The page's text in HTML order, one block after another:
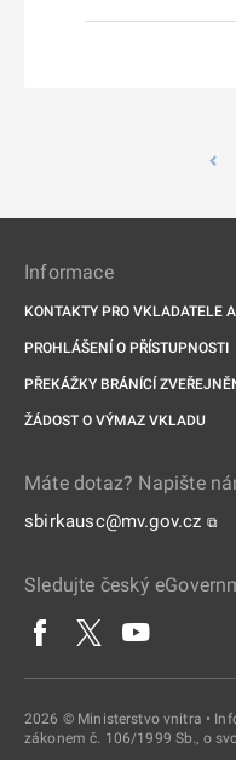
Informace
KONTAKTY PRO VKLADATELE
PROHLÁŠENÍ O PŘÍSTUPNOSTI
PŘEKÁŽKY BRÁNÍCÍ
ŽÁDOST O VÝMAZ VKLADU
Máte dotaz? Napište
sbirkausc@mv.gov.cz ⧉
Sledujte český
2026 © Ministerstvo vnitra •
zákonem č. 106/1999 Sb., o